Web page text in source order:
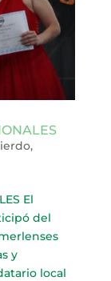
,
El
del
y
local